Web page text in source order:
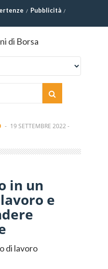
Pubblicità
- 19 SETTEMBRE 2022 -
in un
e